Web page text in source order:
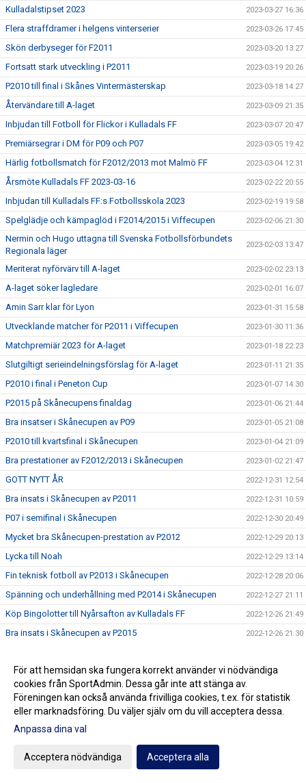
Kulladalstipset 2023 2023-03-27 16:36
Flera straffdramer i helgens vinterserier 2023-03-26 17:45
Skön derbyseger för F2011 2023-03-20 13:27
Fortsatt stark utveckling i P2011 2023-03-19 20:26
P2010 till final i Skånes Vintermästerskap 2023-03-18 14:27
Återvändare till A-laget 2023-03-09 21:35
Inbjudan till Fotboll för Flickor i Kulladals FF 2023-03-07 20:47
Premiärsegrar i DM för P09 och P07 2023-03-05 19:42
Härlig fotbollsmatch för F2012/2013 mot Malmö FF 2023-03-04 12:31
Årsmöte Kulladals FF 2023-03-16 2023-02-22 20:55
Inbjudan till Kulladals FF:s Fotbollsskola 2023 2023-02-19 19:58
Spelglädje och kämpaglöd i F2014/2015 i Viffecupen 2023-02-06 21:30
Nermin och Hugo uttagna till Svenska Fotbollsförbundets
Regionala läger
2023-02-03 13:47
Meriterat nyförvärv till A-laget 2023-02-02 23:13
A-laget söker lagledare 2023-02-01 16:07
Amin Sarr klar för Lyon 2023-01-31 15:58
Utvecklande matcher för P2011 i Viffecupen 2023-01-30 11:36
Matchpremiär 2023 för A-laget 2023-01-18 22:23
Slutgiltigt serieindelningsförslag för A-laget 2023-01-11 21:35
P2010 i final i Peneton Cup 2023-01-07 14:30
P2015 på Skånecupens finaldag 2023-01-06 21:44
Bra insatser i Skånecupen av P09 2023-01-05 21:08
P2010 till kvartsfinal i Skånecupen 2023-01-04 21:09
Bra prestationer av F2012/2013 i Skånecupen 2023-01-02 21:47
GOTT NYTT ÅR 2022-12-31 12:54
Bra insats i Skånecupen av P2011 2022-12-31 10:59
P07 i semifinal i Skånecupen 2022-12-30 20:49
Mycket bra Skånecupen-prestation av P2012 2022-12-29 20:13
Lycka till Noah 2022-12-29 13:14
Fin teknisk fotboll av P2013 i Skånecupen 2022-12-28 20:06
Spänning och underhållning med P2014 i Skånecupen 2022-12-27 21:11
Köp Bingolotter till Nyårsafton av Kulladals FF 2022-12-26 21:49
Bra insats i Skånecupen av P2015 2022-12-26 21:30
Resultat Dragning Kulladals FF Jullotteri 2022 2022-12-21 13:30
P2010 avslutade säsongen med beachvolleyboll
Köp era Jul-Bingolotter av Kulladals FF vid ICA Kvantum
2022-12-11 11:50
Cupseger för P09
För att hemsidan ska fungera korrekt använder vi nödvändiga
cookies från SportAdmin. Dessa går inte att stänga av.
Föreningen kan också använda frivilliga cookies, t.ex. för statistik
eller marknadsföring. Du väljer själv om du vill acceptera dessa.
Anpassa dina val
Acceptera nödvändiga Acceptera alla